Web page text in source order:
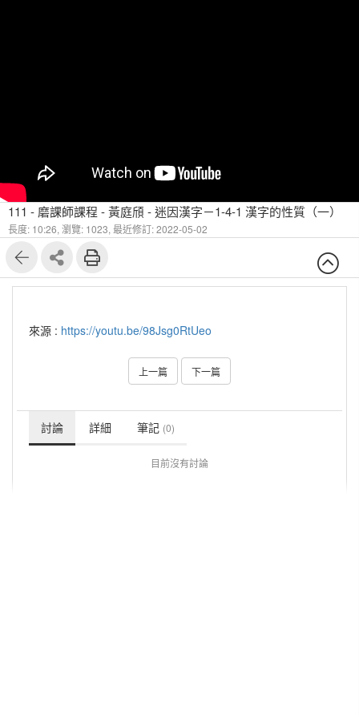
111 - 磨課師課程 - 黃庭頎 - 迷因漢字－1-4-1 漢字的性質（一）
長度: 10:26, 瀏覽: 1023, 最近修訂: 2022-05-02
來源 : https://youtu.be/98Jsg0RtUeo
上一篇 下一篇
討論 詳細 筆記 (0)
目前沒有討論